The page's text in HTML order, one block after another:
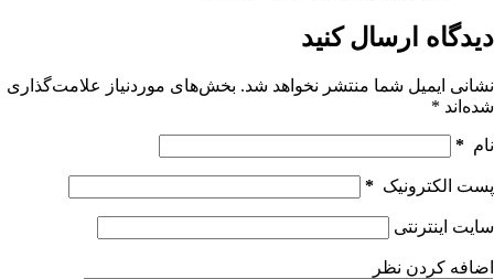
دیدگاه ارسال کنید
نشانی ایمیل شما منتشر نخواهد شد. بخش‌های موردنیاز علامت‌گذاری
شده‌اند *
نام *
پست الکترونیک *
سایت اینترنتی
اضافه کردن نظر